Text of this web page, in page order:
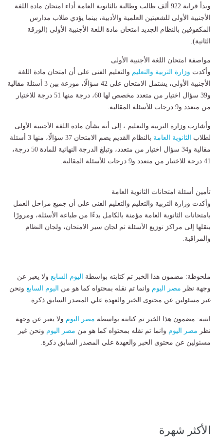
وبدأ قرابة 922 ألف طالب وطالبة بالثانوية العامة أداء امتحان مادة اللغة
الأجنبية الأولى للشعبتين العلمية والأدبية، بينما يؤدي طلاب مدارس
المكفوفين بالنظام الجديد امتحان مادة اللغة الأجنبية الأولى (الورقة
الثانية).
مواصفة امتحان اللغة الأجنبية الأولى
وأكدت وزارة التربية والتعليم والتعليم الفنى على أن امتحان مادة اللغة
الأجنبية الأولى، يشتمل الامتحان على 42 سؤالًا، موزعة بين 3 أسئلة مقالية
و39 سؤال اختيار من متعدد مخصص لها 60، درجة منها 51 درجة للاختيار
من متعدد و9 درجات للأسئلة المقالية.
وأشارت وزارة التربية والتعليم ، إلى أنه بشأن مادة اللغة الأجنبية الأولى
لطلاب
الثانوية العامة
بالنظام القديم يضم الامتحان 37 سؤالًا، منها 3 أسئلة
مقالية و34 سؤال اختيار من متعدد، وتبلغ الدرجة النهائية للمادة 50 درجة،
41 درجة للاختيار من متعدد و9 درجات للأسئلة المقالية.
تأمين أسئلة امتحانات الثانوية العامة
وأكدت وزارة التربية والتعليم والتعليم الفنى على أن جميع مراحل العمل
بامتحانات الثانوية العامة مؤمنة بالكامل بدءًا من طباعة الأسئلة، ومرورًا
بنقلها إلى مراكز توزيع الأسئلة ثم لجان سير الامتحان، ولجان النظام
والمراقبة.
ملحوظة: مضمون هذا الخبر تم كتابته بواسطة اليوم السابع ولا يعبر عن
وجهة نظر مصر اليوم وانما تم نقله بمحتواه كما هو من اليوم السابع ونحن
غير مسئولين عن محتوى الخبر والعهدة علي المصدر السابق ذكرة.
انتبه: مضمون هذا الخبر تم كتابته بواسطة مصر اليوم ولا يعبر عن وجهة
نظر مصر اليوم وانما تم نقله بمحتواه كما هو من مصر اليوم ونحن غير
مسئولين عن محتوى الخبر والعهدة علي المصدر السابق ذكرة.
الأكثر شهرة